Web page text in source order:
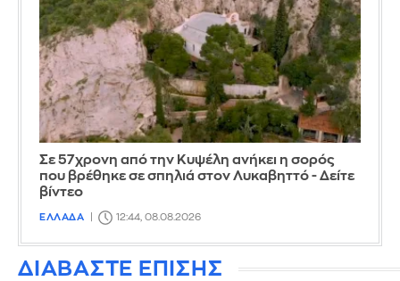
Σε 57χρονη από την Κυψέλη ανήκει η σορός
που βρέθηκε σε σπηλιά στον Λυκαβηττό - Δείτε
βίντεο
ΕΛΛΑΔΑ 12:44, 08.08.2026
ΔΙΑΒΑΣΤΕ ΕΠΙΣΗΣ